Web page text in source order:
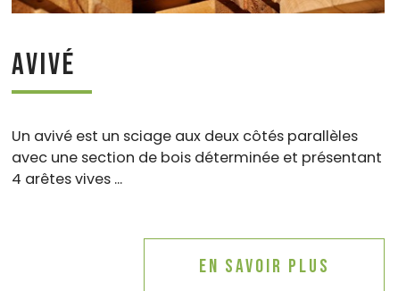
Avivé
Un avivé est un sciage aux deux côtés parallèles
avec une section de bois déterminée et présentant
4 arêtes vives ...
En savoir plus